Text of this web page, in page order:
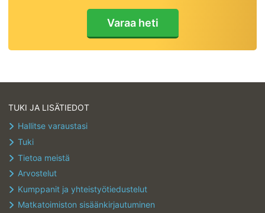
Varaa heti
TUKI JA LISÄTIEDOT
Hallitse varaustasi
Tuki
Tietoa meistä
Arvostelut
Kumppanit ja yhteistyötiedustelut
Matkatoimiston sisäänkirjautuminen